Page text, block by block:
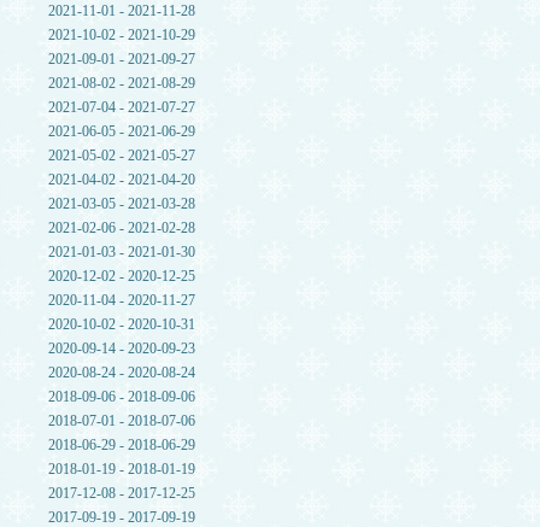
2021-11-01 - 2021-11-28
2021-10-02 - 2021-10-29
2021-09-01 - 2021-09-27
2021-08-02 - 2021-08-29
2021-07-04 - 2021-07-27
2021-06-05 - 2021-06-29
2021-05-02 - 2021-05-27
2021-04-02 - 2021-04-20
2021-03-05 - 2021-03-28
2021-02-06 - 2021-02-28
2021-01-03 - 2021-01-30
2020-12-02 - 2020-12-25
2020-11-04 - 2020-11-27
2020-10-02 - 2020-10-31
2020-09-14 - 2020-09-23
2020-08-24 - 2020-08-24
2018-09-06 - 2018-09-06
2018-07-01 - 2018-07-06
2018-06-29 - 2018-06-29
2018-01-19 - 2018-01-19
2017-12-08 - 2017-12-25
2017-09-19 - 2017-09-19